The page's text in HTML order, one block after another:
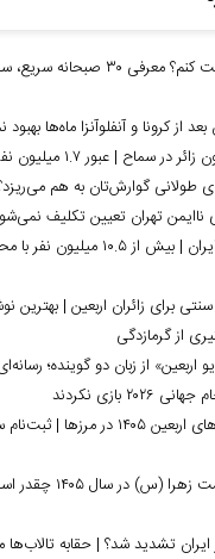
صبحانه چی درست کنم؟ معرفی
از کرونا و آنفلوآنزا ماه‌ها بهبود
طولانی گوارش‌تان به هم
تهران تعیین تکلیف
آمار معلولیت در ایران | بیش
برای زائران اربعین |
از گرمازدگی
اربعین» از زبان دو گوینده؛
بازی نکردند
قیمت قبر در
ایران تشدید شد؟ | حقابه تالاب‌ها